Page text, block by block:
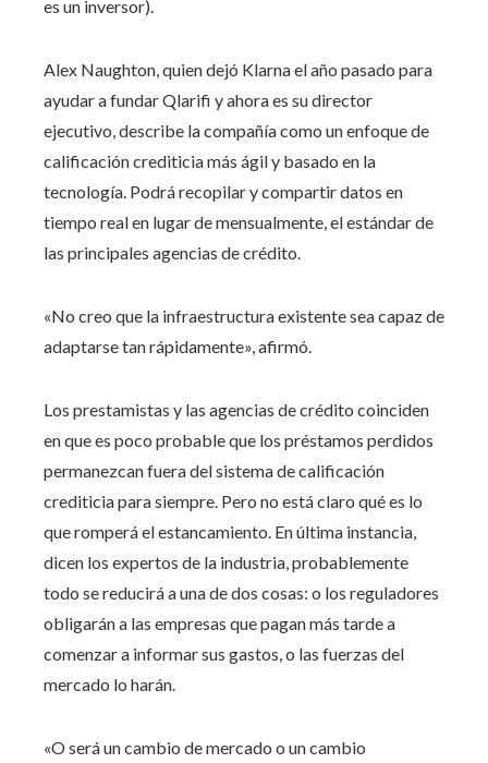
es un inversor).
Alex Naughton, quien dejó Klarna el año pasado para
ayudar a fundar Qlarifi y ahora es su director
ejecutivo, describe la compañía como un enfoque de
calificación crediticia más ágil y basado en la
tecnología. Podrá recopilar y compartir datos en
tiempo real en lugar de mensualmente, el estándar de
las principales agencias de crédito.
«No creo que la infraestructura existente sea capaz de
adaptarse tan rápidamente», afirmó.
Los prestamistas y las agencias de crédito coinciden
en que es poco probable que los préstamos perdidos
permanezcan fuera del sistema de calificación
crediticia para siempre. Pero no está claro qué es lo
que romperá el estancamiento. En última instancia,
dicen los expertos de la industria, probablemente
todo se reducirá a una de dos cosas: o los reguladores
obligarán a las empresas que pagan más tarde a
comenzar a informar sus gastos, o las fuerzas del
mercado lo harán.
«O será un cambio de mercado o un cambio